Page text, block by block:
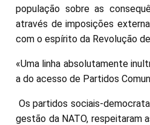
população sobre as
através de imposições
com o espírito da Revolução
«Uma linha absolutamente
a do acesso de Partidos
Os partidos sociais-
gestão da NATO,